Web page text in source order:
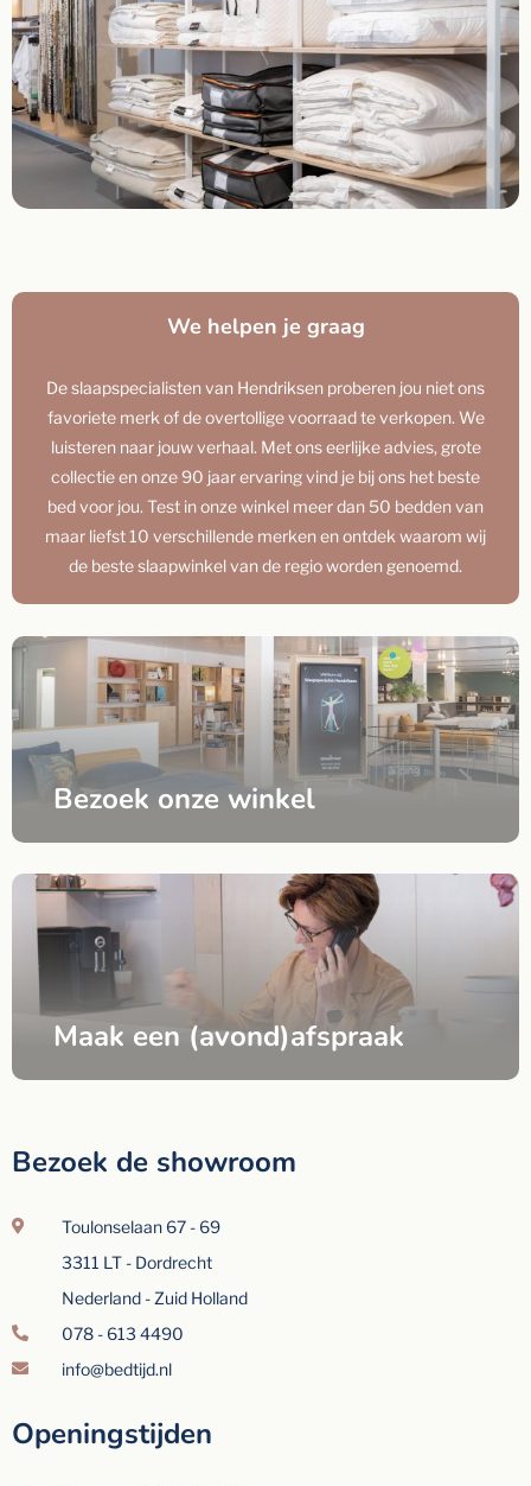
We helpen je graag
De slaapspecialisten van Hendriksen proberen jou niet ons
favoriete merk of de overtollige voorraad te verkopen. We
luisteren naar jouw verhaal. Met ons eerlijke advies, grote
collectie en onze 90 jaar ervaring vind je bij ons het beste
bed voor jou. Test in onze winkel meer dan 50 bedden van
maar liefst 10 verschillende merken en ontdek waarom wij
de beste slaapwinkel van de regio worden genoemd.
Bezoek onze winkel
Maak een (avond)afspraak
Bezoek de showroom
Toulonselaan 67 - 69
3311 LT - Dordrecht
Nederland - Zuid Holland
078 - 613 4490
info@bedtijd.nl
Openingstijden